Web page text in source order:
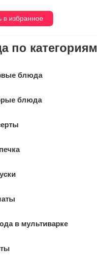
в избранное
по категориям
блюда
блюда
в мультиварке